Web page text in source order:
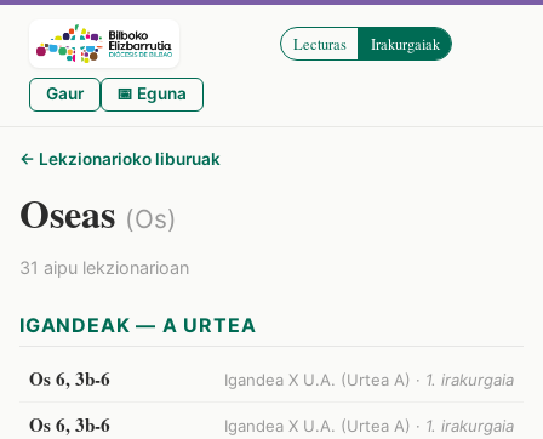
Lecturas Irakurgaiak
Gaur 📅 Eguna
← Lekzionarioko liburuak
Oseas (Os)
31 aipu lekzionarioan
IGANDEAK — A URTEA
Os 6, 3b-6 Igandea X U.A. (Urtea A) · 1. irakurgaia
Os 6, 3b-6 Igandea X U.A. (Urtea A) · 1. irakurgaia